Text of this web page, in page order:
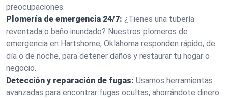
preocupaciones.
Plomería de emergencia 24/7: ¿Tienes una tubería
reventada o baño inundado? Nuestros plomeros de
emergencia en Hartshorne, Oklahoma responden rápido, de
día o de noche, para detener daños y restaurar tu hogar o
negocio.
Detección y reparación de fugas: Usamos herramientas
avanzadas para encontrar fugas ocultas, ahorrándote dinero